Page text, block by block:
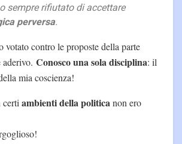
sempre rifiutato di accettare
perversa.
votato contro le proposte della parte
Conosco una sola disciplina: il
mia coscienza!
certiambienti della politicanon ero